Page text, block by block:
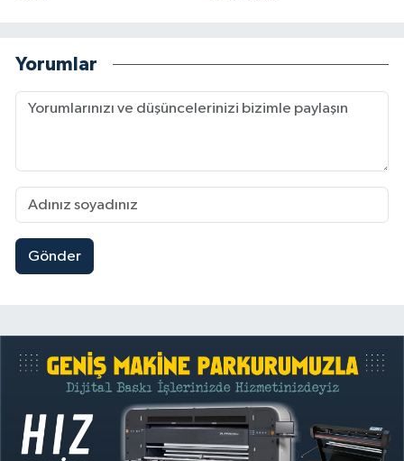
Yorumlar
Gönder